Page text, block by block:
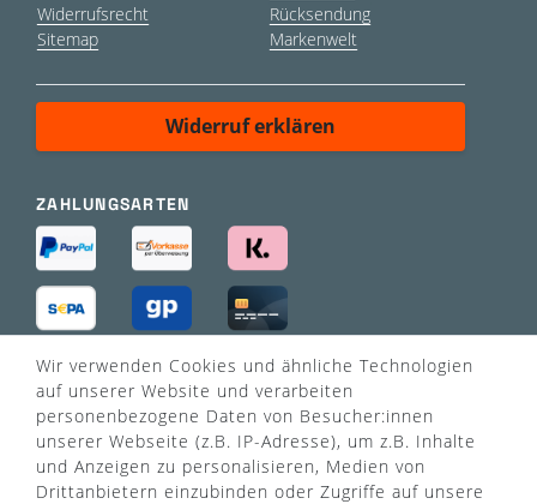
Widerrufsrecht
Sitemap
Rücksendung
Markenwelt
Widerruf erklären
ZAHLUNGSARTEN
VERSANDART
Wir verwenden Cookies und ähnliche Technologien
auf unserer Website und verarbeiten
personenbezogene Daten von Besucher:innen
unserer Webseite (z.B. IP-Adresse), um z.B. Inhalte
und Anzeigen zu personalisieren, Medien von
Drittanbietern einzubinden oder Zugriffe auf unsere